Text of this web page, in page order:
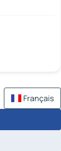
Français